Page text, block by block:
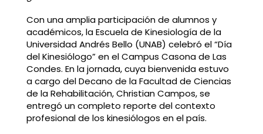
Con una amplia participación de alumnos y
académicos, laEscuela de Kinesiología de la
Universidad Andrés Bello (UNAB) celebró el “Día
del Kinesiólogo” en el Campus Casona de Las
Condes. En la jornada, cuya bienvenida estuvo
a cargo del Decano de la Facultad de Ciencias
de la Rehabilitación, Christian Campos, se
entregó un completo reporte del contexto
profesional de los kinesiólogos en el país.